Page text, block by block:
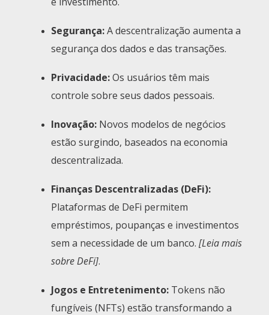
Segurança:A descentralização aumenta a
segurança dos dados e das transações.
Privacidade:Os usuários têm mais
controle sobre seus dados pessoais.
Inovação: Novos modelos de negócios
estão surgindo, baseados na economia
descentralizada.
Finanças Descentralizadas (DeFi):
Plataformas de DeFi permitem
empréstimos, poupanças e investimentos
sem a necessidade de um banco. [Leia mais
sobre DeFi].
Jogos e Entretenimento: Tokens não
fungíveis (NFTs) estão transformando a